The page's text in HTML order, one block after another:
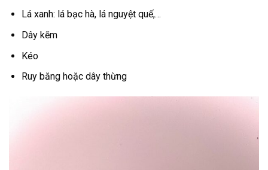
Lá xanh: lá bạc hà, lá nguyệt quế,…
Dây kẽm
Kéo
Ruy băng hoặc dây thừng